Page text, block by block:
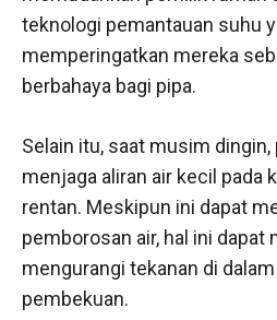
teknologi pemantauan suhu
memperingatkan mereka
berbahaya bagi pipa.
Selain itu, saat musim
menjaga aliran air kecil pada
rentan. Meskipun ini dapat
pemborosan air, hal ini dapat
mengurangi tekanan di
pembekuan.